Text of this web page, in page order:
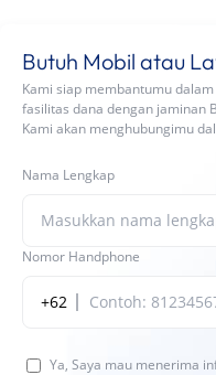
Butuh Mobil atau
Kami siap membantumu
fasilitas dana dengan jaminan
Kami akan menghubungimu
Nama Lengkap
Nomor Handphone
+62
Ya, Saya mau menerima